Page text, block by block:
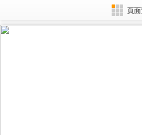
頁